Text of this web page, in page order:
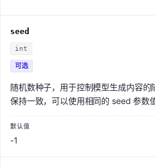
seed
int
可选
-1
随机数种子，用于控制模型生成内容
保持一致，可以使用相同的 seed 参数值